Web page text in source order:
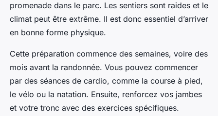
promenade dans le parc. Les sentiers sont raides et le
climat peut être extrême. Il est donc essentiel d’arriver
en bonne forme physique.
Cette préparation commence des semaines, voire des
mois avant la randonnée. Vous pouvez commencer
par des séances de cardio, comme la course à pied,
le vélo ou la natation. Ensuite, renforcez vos jambes
et votre tronc avec des exercices spécifiques.